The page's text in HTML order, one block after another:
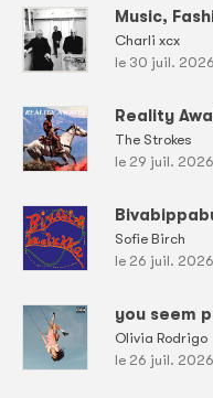
Music,
Charli xcx
le 30 juil. 2026
Reality
The Strokes
le 29 juil. 2026
Sofie Birch
le 26 juil. 2026
you seem
Olivia Rodrigo
le 26 juil. 2026